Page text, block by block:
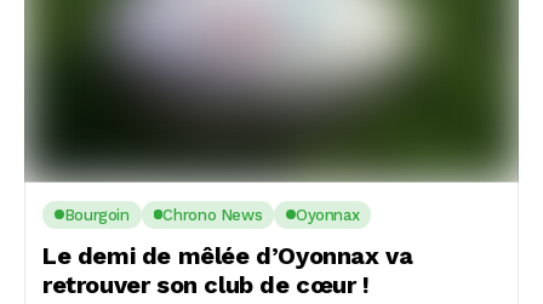
Bourgoin Chrono News Oyonnax
Le demi de mêlée d’Oyonnax va
retrouver son club de cœur !